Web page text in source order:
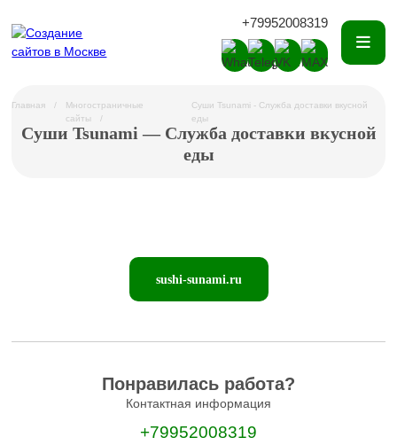
+79952008319
Главная
Многостраничные
сайты
Суши Tsunami - Служба доставки вкусной
еды
Суши Tsunami — Служба доставки вкусной
еды
sushi-sunami.ru
Понравилась работа?
Контактная информация
+79952008319